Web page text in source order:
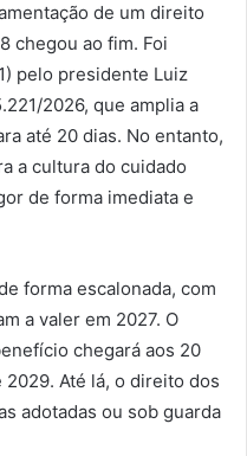
de um direito
chegou ao fim. Foi
pelo presidente Luiz
2026, que amplia a
até 20 dias. No entanto,
a cultura do cuidado
de forma imediata e
forma escalonada, com
a valer em 2027. O
chegará aos 20
2029. Até lá, o direito dos
adotadas ou sob guarda